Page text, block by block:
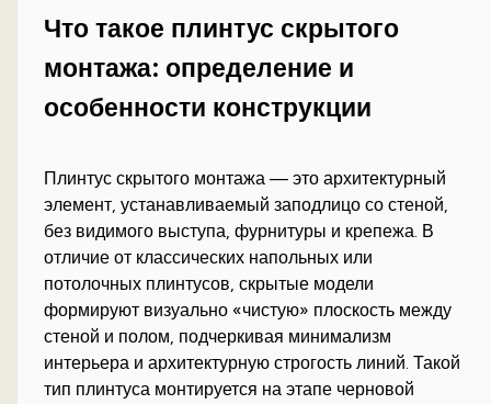
Что такое плинтус скрытого
монтажа: определение и
особенности конструкции
Плинтус скрытого монтажа — это архитектурный
элемент, устанавливаемый заподлицо со стеной,
без видимого выступа, фурнитуры и крепежа. В
отличие от классических напольных или
потолочных плинтусов, скрытые модели
формируют визуально «чистую» плоскость между
стеной и полом, подчеркивая минимализм
интерьера и архитектурную строгость линий. Такой
тип плинтуса монтируется на этапе черновой